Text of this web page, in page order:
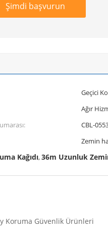
Şimdi başvurun
Geçici
Ağır
CBL-
Zemin
Kağıdı,36m Uzunluk
Koruma Güvenlik Ürünleri